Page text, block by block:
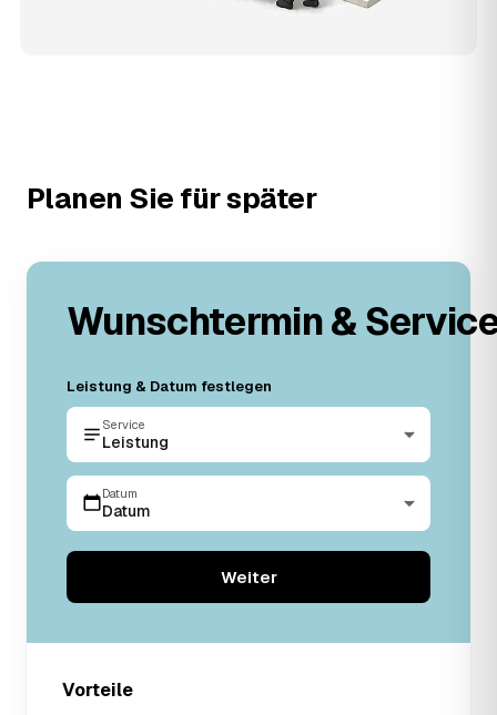
Planen Sie für später
Wunschtermin &
Leistung & Datum festlegen
Service
Leistung
Datum
Datum
Weiter
Vorteile